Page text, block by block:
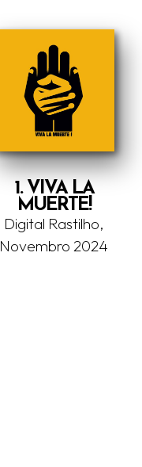
1. VIVA LA
MUERTE!
Digital Rastilho,
Novembro 2024